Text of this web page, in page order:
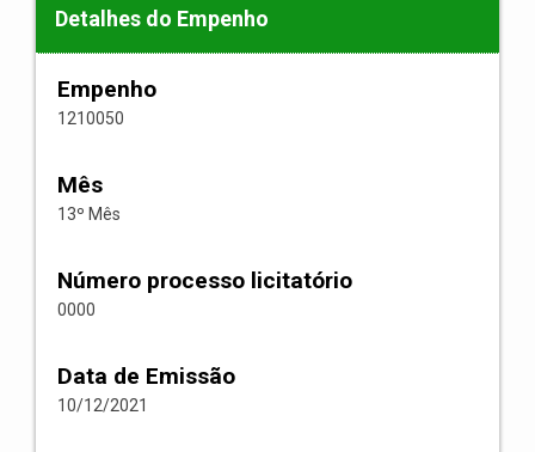
Detalhes do Empenho
Empenho
1210050
Mês
13º Mês
Número processo licitatório
0000
Data de Emissão
10/12/2021